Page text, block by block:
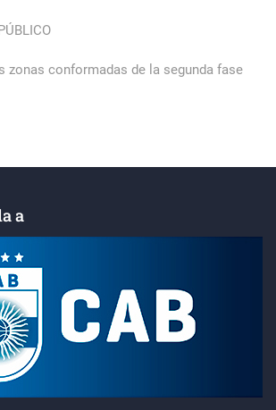
zonas conformadas de la segunda fase
a